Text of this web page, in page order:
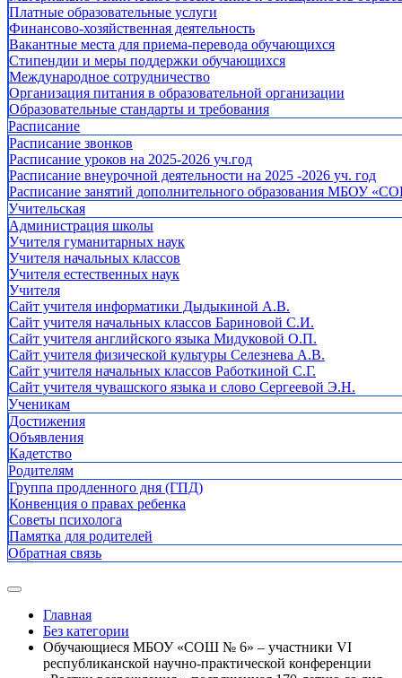
Платные образовательные услуги
Финансово-хозяйственная деятельность
Вакантные места для приема-перевода обучающихся
Стипендии и меры поддержки обучающихся
Международное сотрудничество
Организация питания в образовательной организации
Образовательные стандарты и требования
Расписание
Расписание звонков
Расписание уроков на 2025-2026 уч.год
Расписание внеурочной деятельности на 2025 -2026 уч. год
Расписание занятий дополнительного образования МБОУ
Учительская
Администрация школы
Учителя гуманитарных наук
Учителя начальных классов
Учителя естественных наук
Учителя
Cайт учителя информатики Дыдыкиной А.В.
Сайт учителя начальных классов Бариновой С.И.
Сайт учителя английского языка Мидуковой О.П.
Сайт учителя физической культуры Селезнева А.В.
Сайт учителя начальных классов Работкиной С.Г.
Сайт учителя чувашского языка и слово Сергеевой Э.Н.
Ученикам
Достижения
Объявления
Кадетство
Родителям
Группа продленного дня (ГПД)
Конвенция о правах ребенка
Советы психолога
Памятка для родителей
Обратная связь
Главная
Без категории
Обучающиеся МБОУ «СОШ № 6» – участники VI
республиканской научно-практической конференции